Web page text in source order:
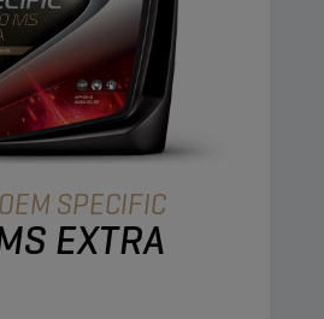
OEM SPECIFIC
EXTRA